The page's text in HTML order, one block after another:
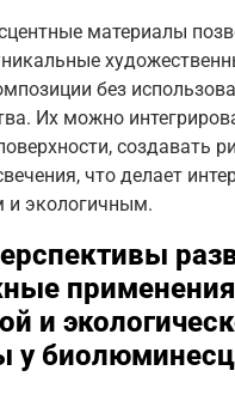
материалы
без
Их можно
создавать
что делает
и экологичным.
применения
и
у